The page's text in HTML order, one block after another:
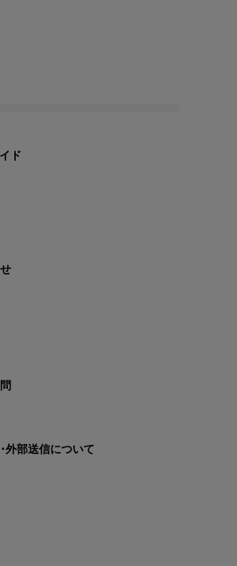
ド
外部送信について